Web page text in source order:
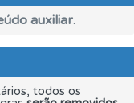
auxiliar.
todos os